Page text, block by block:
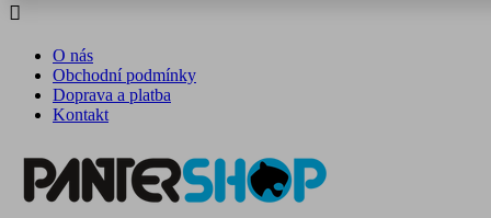

O nás
Obchodní podmínky
Doprava a platba
Kontakt